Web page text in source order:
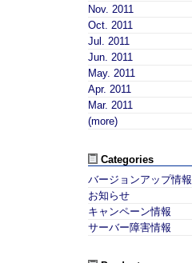
Nov. 2011
Oct. 2011
Jul. 2011
Jun. 2011
May. 2011
Apr. 2011
Mar. 2011
(more)
Categories
バージョンアップ情報
お知らせ
キャンペーン情報
サーバー障害情報